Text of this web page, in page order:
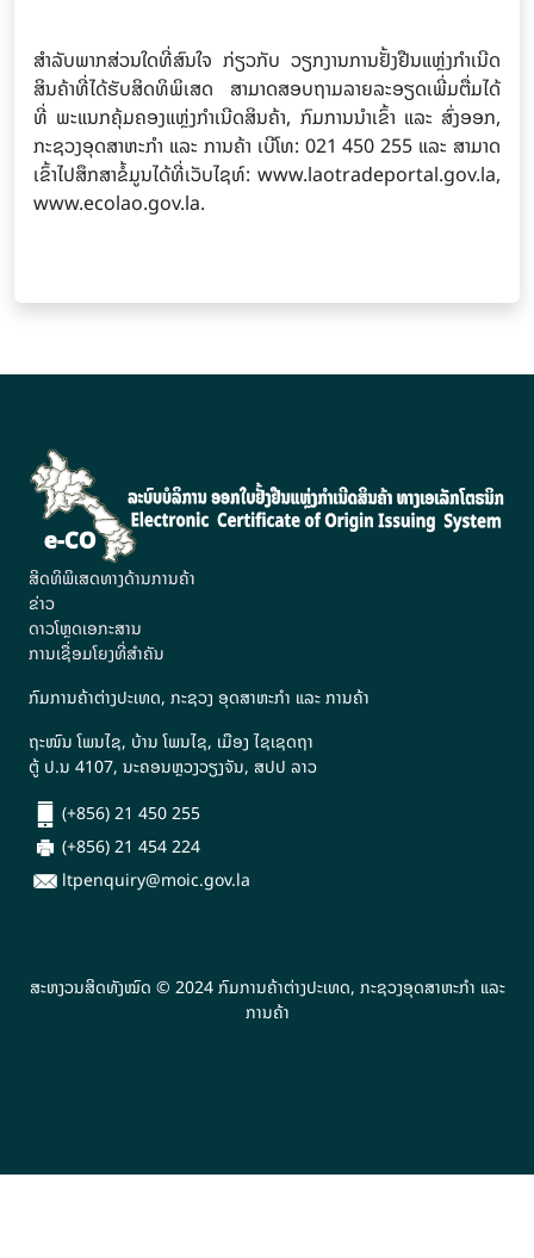
ສຳລັບພາກສ່ວນໃດທີ່ສົນໃຈ ກ່ຽວກັບ ວຽກງານການຢັ້ງຢືນແຫຼ່ງກຳເນີດ
ສິນຄ້າທີ່ໄດ້ຮັບສິດທິພິເສດ ສາມາດສອບຖາມລາຍລະອຽດເພີ່ມຕື່ມໄດ້
ທີ່ ພະແນກຄຸ້ມຄອງແຫຼ່ງກຳເນີດສິນຄ້າ, ກົມການນຳເຂົ້າ ແລະ ສົ່ງອອກ,
ກະຊວງອຸດສາຫະກຳ ແລະ ການຄ້າ ເບີໂທ: 021 450 255 ແລະ ສາມາດ
ເຂົ້າໄປສຶກສາຂໍ້ມູນໄດ້ທີ່ເວັບໄຊທ໌: www.laotradeportal.gov.la,
www.ecolao.gov.la.
ສິດທິພິເສດທາງດ້ານການຄ້າ
ຂ່າວ
ດາວໂຫຼດເອກະສານ
ການເຊື່ອມໂຍງທີ່ສຳຄັນ
ກົມການຄ້າຕ່າງປະເທດ, ກະຊວງ ອຸດສາຫະກຳ ແລະ ການຄ້າ
ຖະໜົນ ໂພນໄຊ, ບ້ານ ໂພນໄຊ, ເມືອງ ໄຊເຊດຖາ
ຕູ້ ປ.ນ 4107, ນະຄອນຫຼວງວຽງຈັນ, ສປປ ລາວ
(+856) 21 450 255
(+856) 21 454 224
ltpenquiry@moic.gov.la
ສະຫງວນສິດທັງໝົດ © 2024 ກົມການຄ້າຕ່າງປະເທດ, ກະຊວງອຸດສາຫະກຳ ແລະ
ການຄ້າ